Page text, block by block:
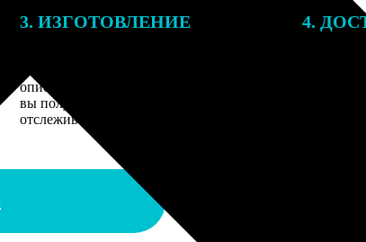
3. ИЗГОТОВЛЕНИЕ
описанием заказа. Когда отправим заказ
вы получите письмо с трек-номером для
отслеживания.
4.
Введите
заказа.
его в